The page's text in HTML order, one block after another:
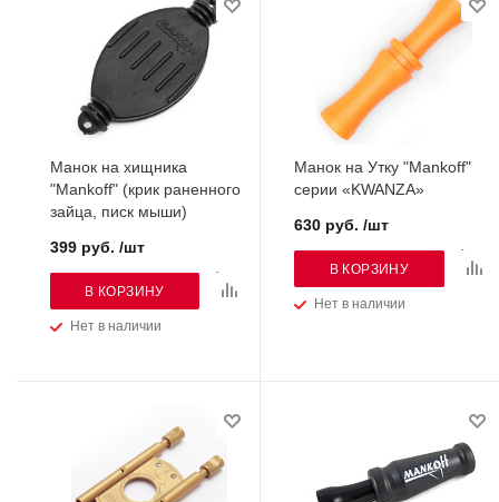
Манок на хищника
"Mankoff" (крик раненного
зайца, писк мыши)
Нет в наличии
399 руб. /шт
В КОРЗИНУ
Манок на Утку "Mankoff"
серии «KWANZA»
Нет в наличии
630 руб. /шт
В КОРЗИНУ